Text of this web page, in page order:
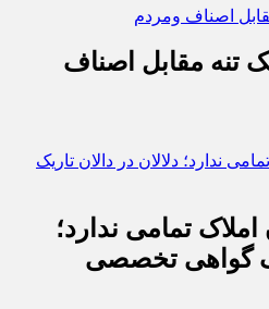
تنه مقابل اصناف
تمامی ندارد؛
گواهی تخصصی